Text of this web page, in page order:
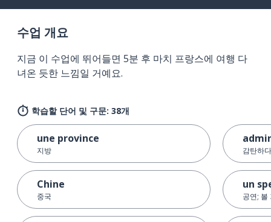
수업 개요
지금 이 수업에 뛰어들면 5분 후 마치 프랑스에 여행 다
녀온 듯한 느낌일 거예요.
학습할 단어 및 구문: 38개
une province
지방
Chine
중국
감탄하다
un
공연; 볼